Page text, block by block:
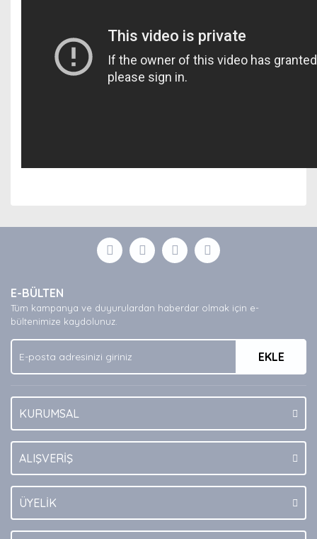
Yorum Yaz
formunu kullanarak tarafımıza iletebilirsiniz.
Görüş ve önerileriniz için teşekkür ederiz.
Ürün açıklamasında eksik bilgiler bulunuyor.
Ürün bilgilerinde hatalar bulunuyor.
Ürün fiyatı diğer sitelerden daha pahalı.
Bu ürüne benzer farklı alternatifler olmalı.
E-BÜLTEN
Tüm kampanya ve duyurulardan haberdar olmak için e-
bültenimize kaydolunuz.
EKLE
KURUMSAL
ALIŞVERİŞ
ÜYELİK